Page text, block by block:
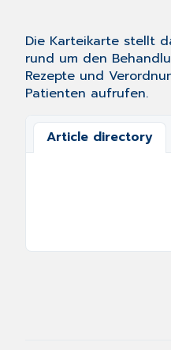
Die Karteikarte stellt
rund um den
Rezepte und
Patienten aufrufen.
Article directory